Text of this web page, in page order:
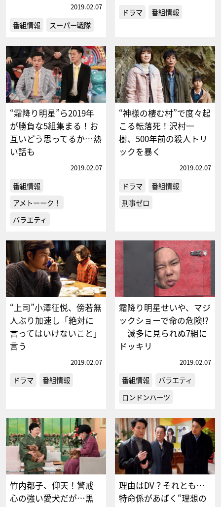
2019.02.07
番組情報 スーパー戦隊
ドラマ 番組情報
“霜降り明星”ら2019年
が勝負な5組集まる！お
互いどう思ってるか…熱
い話も
2019.02.07
番組情報
アメトーーク！
バラエティ
“神様の棲む村”で度々起
こる転落死！沢村一
樹、500年前の殺人トリ
ックを暴く
2019.02.07
ドラマ
番組情報
刑事ゼロ
“上司”小澤征悦、傍若無
人ぶり加速し「絶対に
言ってはいけないこと」
言う
2019.02.07
ドラマ 番組情報
霜降り明星せいや、マジ
ックショーで命の危険!?
滅多に見られぬ7組に
ドッキリ
2019.02.07
番組情報
バラエティ
ロンドンハーツ
竹内都子、仰天！警戒
心の強い愛犬だが…黒
理由はDV？それとも…
特命係があばく“理想の